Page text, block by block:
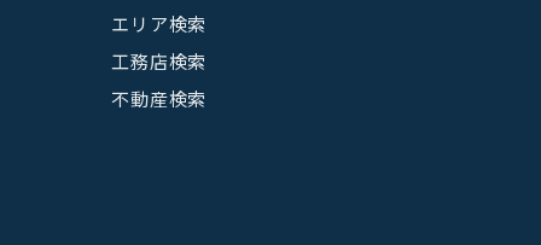
エリア検索
工務店検索
不動産検索